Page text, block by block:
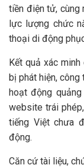
tiền điện tử, cùng
lực lượng chức
thoại di động
Kết quả xác
bị phát hiện,
hoạt động
website trái
tiếng Việt chưa
động.
Căn cứ tài liệu,